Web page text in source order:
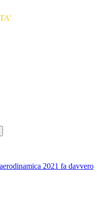
2021 fa davvero